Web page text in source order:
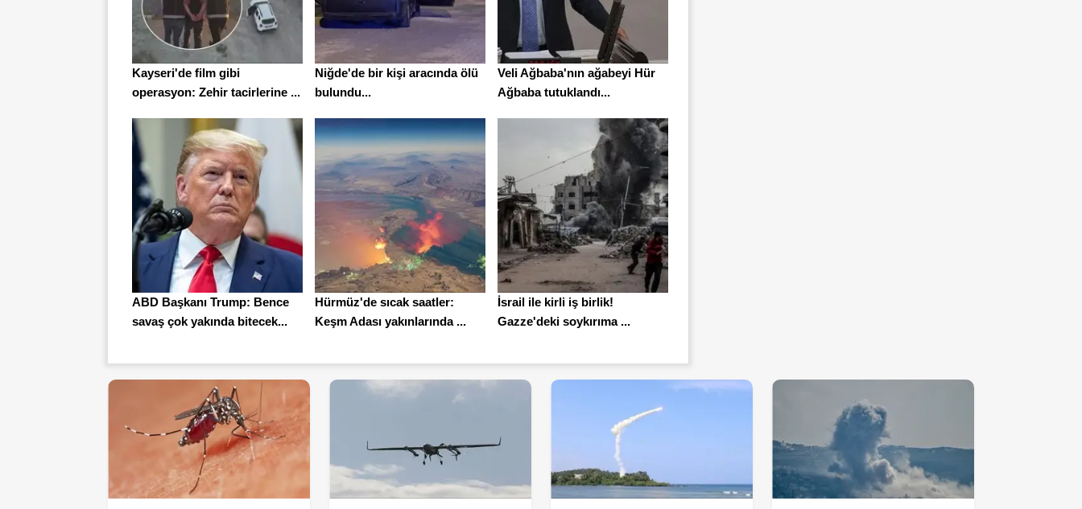
Kayseri'de film gibi
operasyon: Zehir tacirlerine ...
Niğde'de bir kişi aracında ölü
bulundu...
Veli Ağbaba'nın ağabeyi Hür
Ağbaba tutuklandı...
ABD Başkanı Trump: Bence
savaş çok yakında bitecek...
Hürmüz'de sıcak saatler:
Keşm Adası yakınlarında ...
İsrail ile kirli iş birlik!
Gazze'deki soykırıma ...